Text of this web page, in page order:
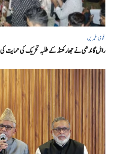
قومی خبریں
راہل گاندھی نے جھارکھنڈ کے طلبہ تحریک کی حمایت کی